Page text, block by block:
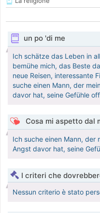
un po 'di me
Ich schätze das Leben in
bemühe mich, das Beste
neue Reisen, interessante
suche einen Mann, der
davor hat, seine Gefühle
Cosa mi aspetto dal
Ich suche einen Mann, der
Angst davor hat, seine
I criteri che
Nessun criterio è stato